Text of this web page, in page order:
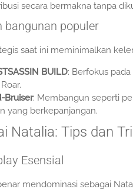
secara bermakna tanpa
bangunan populer
saat ini meminimalkan
BUILD: Berfokus
Bruiser: Membangun seperti
yang berkepanjangan.
Natalia: Tips dan
Esensial
mendominasi sebagai